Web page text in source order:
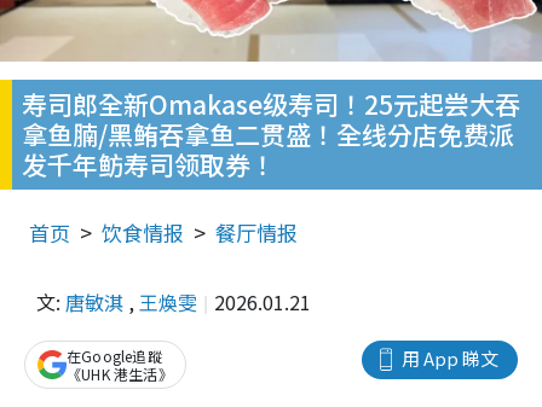
寿司郎全新Omakase级寿司！25元起尝大吞
拿鱼腩/黑鲔吞拿鱼二贯盛！全线分店免费派
发千年鲂寿司领取券！
首页 饮食情报 餐厅情报
文: 唐敏淇 ,王煥雯 2026.01.21
用 App 睇文
在Google追蹤
《UHK 港生活》